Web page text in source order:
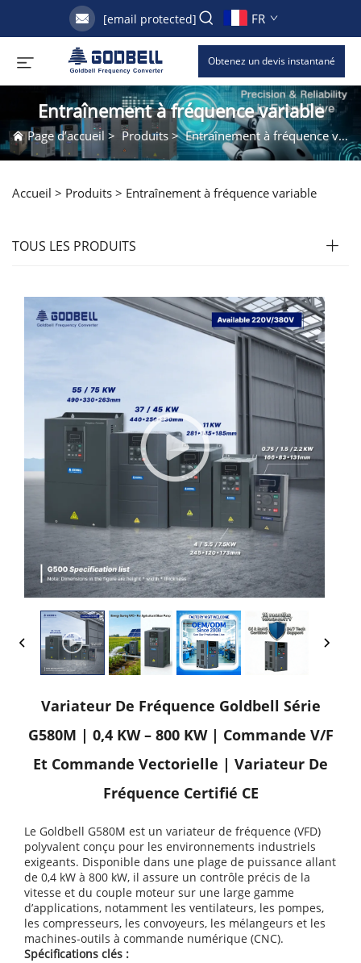
[email protected] FR
Obtenez un devis instantané
Entraînement à fréquence variable
Page d’accueil > Produits >Entraînement à fréquence variable
Accueil > Produits > Entraînement à fréquence variable
TOUS LES PRODUITS
Variateur De Fréquence Goldbell Série
G580M | 0,4 KW – 800 KW | Commande V/f
Et Commande Vectorielle | Variateur De
Fréquence Certifié CE
Le Goldbell G580M est un variateur de fréquence (VFD)
polyvalent conçu pour les environnements industriels
exigeants. Disponible dans une plage de puissance allant
de 0,4 kW à 800 kW, il assure un contrôle précis de la
vitesse et du couple moteur sur une large gamme
d’applications, notamment les ventilateurs, les pompes,
les compresseurs, les convoyeurs, les mélangeurs et les
machines-outils à commande numérique (CNC).
Spécifications clés :